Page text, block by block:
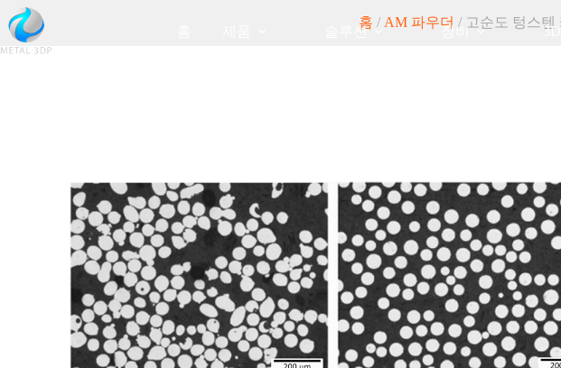
솔루션 장비
홈 / AM 파우더 / 고순도 텅스텐